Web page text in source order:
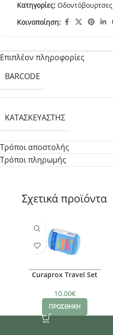
Κατηγορίες: Οδοντόβουρτσες
Κοινοποίηση:
Επιπλέον πληροφορίες
BARCODE
ΚΑΤΑΣΚΕΥΑΣΤΉΣ
Τρόποι αποστολής
Τρόποι πληρωμής
Σχετικά προϊόντα
Curaprox Travel Set
10.00€
ΠΡΟΣΘΗΚΗ